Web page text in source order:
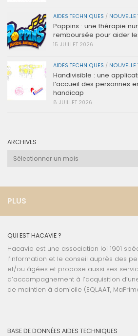
AIDES TECHNIQUES /
Poppins : une thérapie
remboursée pour aider
15 JUILLET 2026
AIDES TECHNIQUES /
Handivisible : une
l’accueil des personnes
handicap
8 JUILLET 2026
ARCHIVES
Archives
PLUS
QUI EST HACAVIE ?
Hacavie est une association loi 1901
l’information et le conseil auprès des
et/ou âgées et propose aussi ses
d’accompagnement à l’acquisition
de maintien à domicile (EQLAAT,
BASE DE DONNÉES AIDES TECHNIQUES